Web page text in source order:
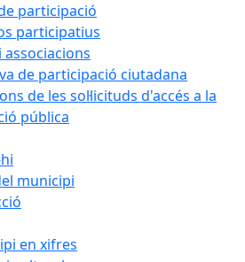
participació
participatius
associacions
de participació ciutadana
de les sol·licituds d'accés a la
pública
municipi
en xifres